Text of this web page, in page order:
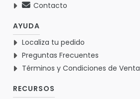
Contacto
AYUDA
Localiza tu pedido
Preguntas Frecuentes
Términos y Condiciones de Venta
RECURSOS